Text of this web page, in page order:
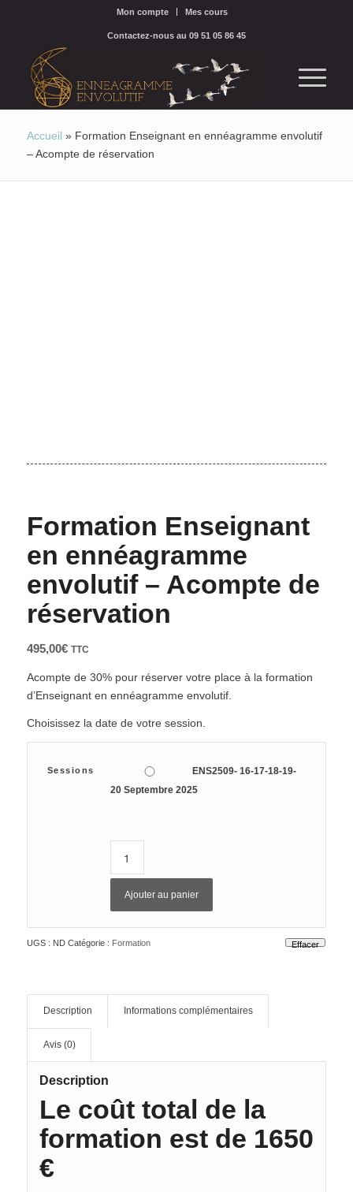
Mon compte Mes cours
Contactez-nous au 09 51 05 86 45
Accueil » Formation Enseignant en ennéagramme envolutif
– Acompte de réservation
Formation Enseignant
en ennéagramme
envolutif – Acompte de
réservation
495,00€ TTC
Acompte de 30% pour réserver votre place à la formation
d’Enseignant en ennéagramme envolutif.
Choisissez la date de votre session.
Sessions
ENS2509- 16-17-18-19-
20 Septembre 2025
Effacer
Ajouter au panier
UGS : ND Catégorie : Formation
Description Informations complémentaires
Avis (0)
Description
Le coût total de la
formation est de 1650
€